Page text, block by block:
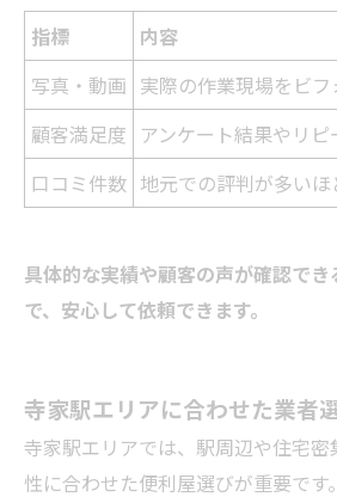
指標
内容
写真・動画 実際の作業現場をビ
顧客満足度 アンケート結果やリ
口コミ件数 地元での評判が多いほ
具体的な実績や顧客の声が確認でき
で、安心して依頼できます。
寺家駅エリアに合わせた業者
寺家駅エリアでは、駅周辺や住宅
性に合わせた便利屋選びが重要です